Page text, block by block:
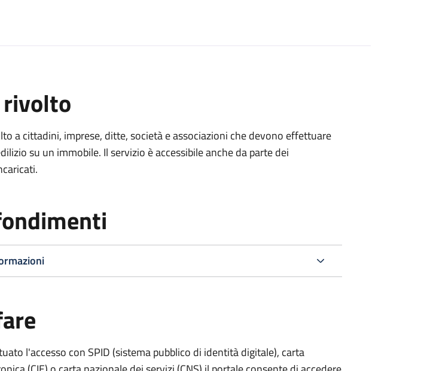
rivolto
a cittadini, imprese, ditte, società e associazioni che devono effettuare
su un immobile. Il servizio è accessibile anche da parte dei
l'accesso con SPID (sistema pubblico di identità digitale), carta